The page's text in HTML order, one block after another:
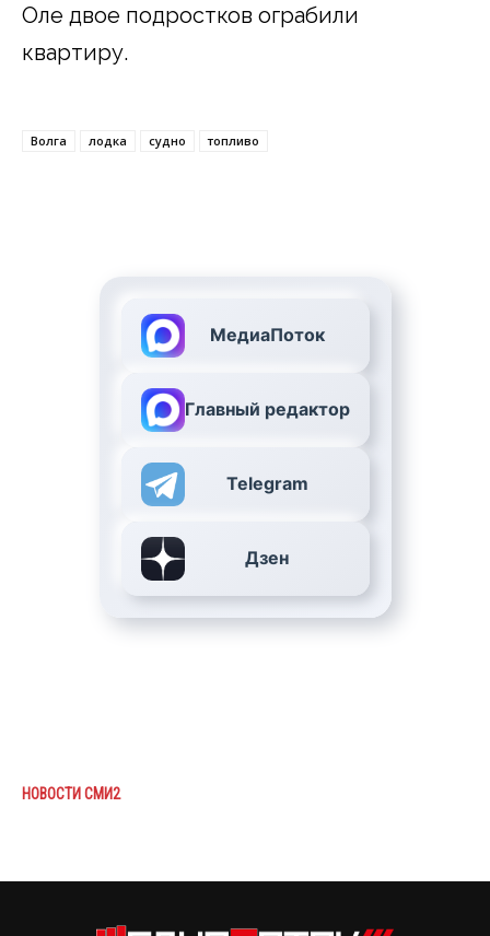
Оле двое подростков ограбили
квартиру.
Волга лодка судно топливо
МедиаПоток
Главный редактор
Telegram
Дзен
НОВОСТИ СМИ2